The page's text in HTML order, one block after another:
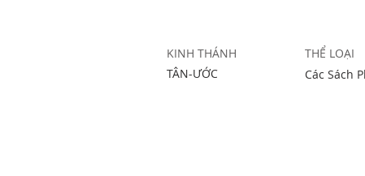
KINH THÁNH
TÂN-ƯỚC
THỂ LOẠI
Các Sách